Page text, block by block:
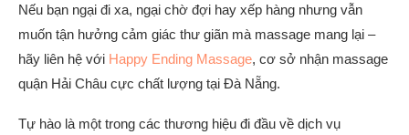
Nếu bạn ngại đi xa, ngại chờ đợi hay xếp hàng nhưng vẫn
muốn tận hưởng cảm giác thư giãn mà massage mang lại –
hãy liên hệ với Happy Ending Massage, cơ sở nhận massage
quận Hải Châu cực chất lượng tại Đà Nẵng.
Tự hào là một trong các thương hiệu đi đầu về dịch vụ